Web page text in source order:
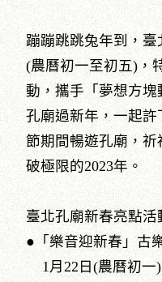
蹦蹦跳跳兔年到，臺
(農曆初一至初五)，
動，攜手「夢想方
孔廟過新年，一起
節期間暢遊孔廟，
破極限的2023年。
臺北孔廟新春亮點活
●「樂音迎新春」古
1月22日(農曆初一)